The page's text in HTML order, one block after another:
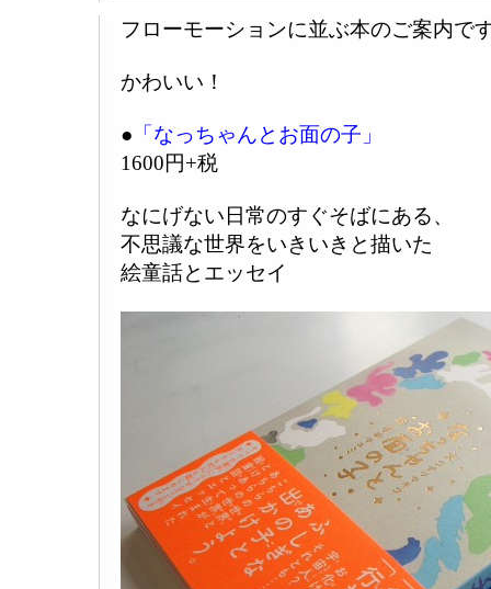
フローモーションに並ぶ本のご案内で
かわいい！
● 「なっちゃんとお面の子」
1600円+税
なにげない日常のすぐそばにある、
不思議な世界をいきいきと描いた
絵童話とエッセイ